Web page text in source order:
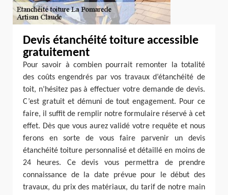
Devis étanchéité toiture accessible
gratuitement
Pour savoir à combien pourrait remonter la totalité
des coûts engendrés par vos travaux d’étanchéité de
toit, n’hésitez pas à effectuer votre demande de devis.
C’est gratuit et démuni de tout engagement. Pour ce
faire, il suffit de remplir notre formulaire réservé à cet
effet. Dès que vous aurez validé votre requête et nous
ferons en sorte de vous faire parvenir un devis
étanchéité toiture personnalisé et détaillé en moins de
24 heures. Ce devis vous permettra de prendre
connaissance de la date prévue pour le début des
travaux, du prix des matériaux, du tarif de notre main